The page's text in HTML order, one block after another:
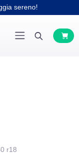
sereno!
r18